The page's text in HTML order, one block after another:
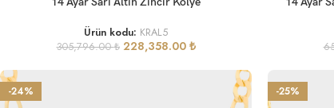
Ürün kodu: KRAL5
305,796.00₺ 228,358.00 ₺
-24% -25%